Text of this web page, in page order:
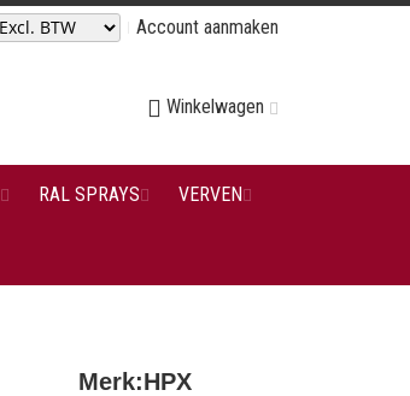
Account aanmaken
Winkelwagen
RAL SPRAYS VERVEN
Merk:HPX